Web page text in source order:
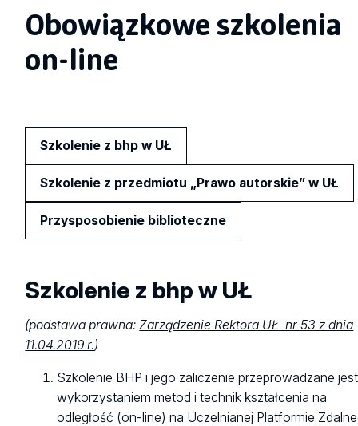
Obowiązkowe szkolenia
on-line
Szkolenie z bhp w UŁ
Szkolenie z przedmiotu „Prawo autorskie” w UŁ
Przysposobienie biblioteczne
Szkolenie z bhp w UŁ
(podstawa prawna:Zarządzenie Rektora UŁ nr 53 z dnia
11.04.2019 r.)
Szkolenie BHP i jego zaliczenie przeprowadzane
wykorzystaniem metod i technik kształcenia na
odległość (on-line) na Uczelnianej Platformie